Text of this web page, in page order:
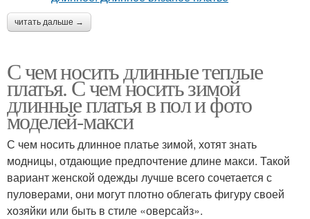
читать дальше →
С чем носить длинные теплые
платья. С чем носить зимой
длинные платья в пол и фото
моделей-макси
С чем носить длинное платье зимой, хотят знать
модницы, отдающие предпочтение длине макси. Такой
вариант женской одежды лучше всего сочетается с
пуловерами, они могут плотно облегать фигуру своей
хозяйки или быть в стиле «оверсайз».